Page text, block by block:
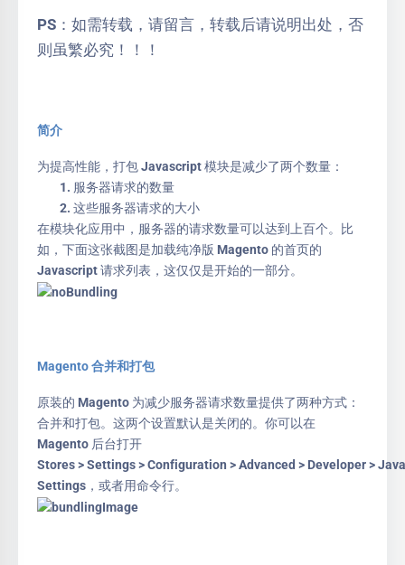
PS：如需转载，请留言，转载后请说明出处，否
则虽繁必究！！！
简介
为提高性能，打包 Javascript 模块是减少了两个数量：
服务器请求的数量
这些服务器请求的大小
在模块化应用中，服务器的请求数量可以达到上百个。比
如，下面这张截图是加载纯净版 Magento 的首页的
Javascript 请求列表，这仅仅是开始的一部分。
Magento 合并和打包
原装的 Magento 为减少服务器请求数量提供了两种方式：
合并和打包。这两个设置默认是关闭的。你可以在
Magento 后台打开
Stores > Settings > Configuration > Advanced > Developer >
Settings，或者用命令行。